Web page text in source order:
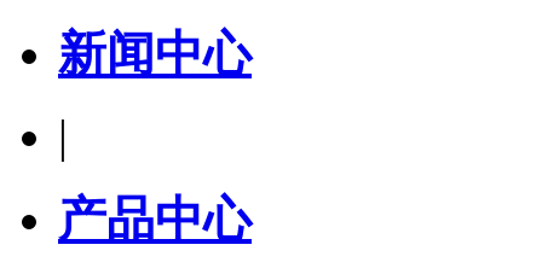
新闻中心
|
产品中心